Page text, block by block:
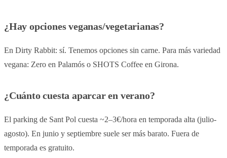
¿Hay opciones veganas/vegetarianas?
En Dirty Rabbit: sí. Tenemos opciones sin carne. Para más variedad
vegana: Zero en Palamós o SHOTS Coffee en Girona.
¿Cuánto cuesta aparcar en verano?
El parking de Sant Pol cuesta ~2–3€/hora en temporada alta (julio-
agosto). En junio y septiembre suele ser más barato. Fuera de
temporada es gratuito.